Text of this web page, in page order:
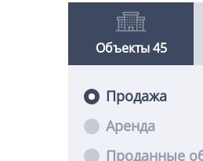
Объекты45
Продажа
Аренда
Проданные